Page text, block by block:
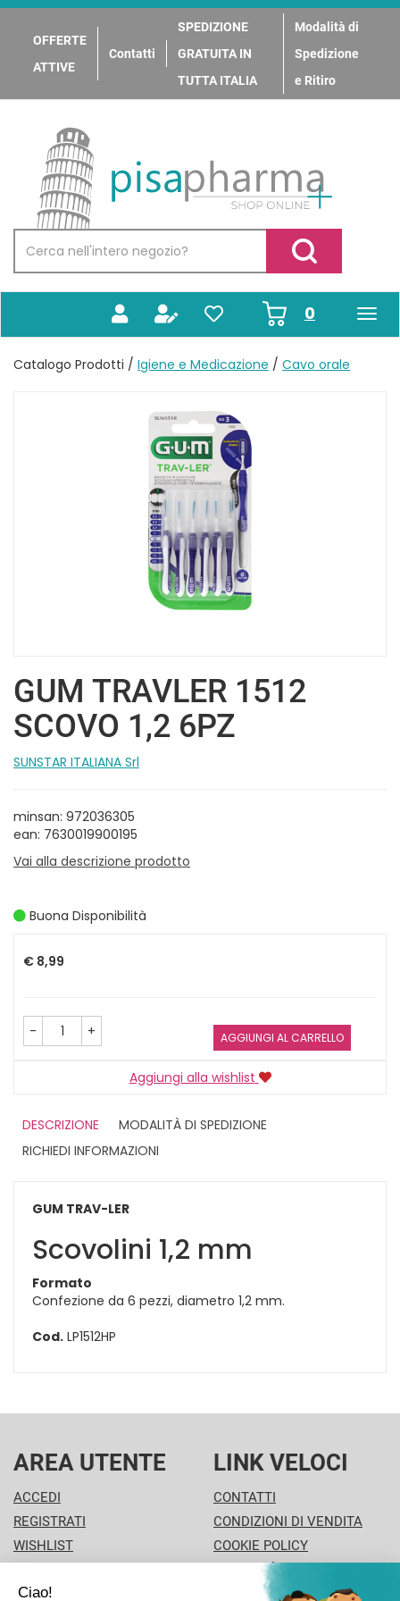
Passa
contenuto
principale
OFFERTE
ATTIVE
Contatti
SPEDIZIONE
GRATUITA IN
TUTTA ITALIA
Modalità di
Spedizione
e Ritiro
PisaPharma
Prodotto
Cerca Prodotto
0prodotti
inseriti
Catalogo Prodotti / Igiene e Medicazione / Cavo orale
GUM TRAVLER 1512
SCOVO 1,2 6PZ
SUNSTAR ITALIANA Srl
minsan: 972036305
ean: 7630019900195
Vai alla descrizione prodotto
Buona Disponibilità
€ 8,99
- + AGGIUNGI AL CARRELLO
Aggiungi alla wishlist
DESCRIZIONE
MODALITÀ DI SPEDIZIONE
RICHIEDI INFORMAZIONI
GUM TRAV-LER
Scovolini 1,2 mm
Formato
Confezione da 6 pezzi, diametro 1,2 mm.
Cod. LP1512HP
AREA UTENTE
ACCEDI
REGISTRATI
WISHLIST
NEWSLETTER
LINK VELOCI
CONTATTI
CONDIZIONI DI VENDITA
COOKIE POLICY
MODALITÀ DI PAGAMENTO
INFORMATIVA PRIVACY